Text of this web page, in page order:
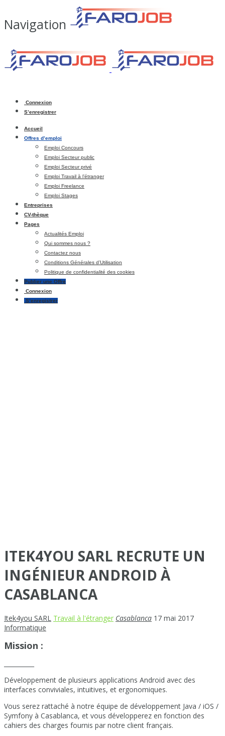
Navigation
Connexion
S’enregistrer
Accueil
Offres d’emploi
Emploi Concours
Emploi Secteur public
Emploi Secteur privé
Emploi Travail à l’étranger
Emploi Freelance
Emploi Stages
Entreprises
CV-thèque
Pages
Actualités Emploi
Qui sommes nous ?
Contactez nous
Conditions Générales d’Utilisation
Politique de confidentialité des cookies
Publier une Offre
Connexion
S’enregistrer
ITEK4YOU SARL RECRUTE UN
INGÉNIEUR ANDROID À
CASABLANCA
Itek4you SARL Travail à l'étranger Casablanca 17 mai 2017
Informatique
Mission :
Développement de plusieurs applications Android avec des
interfaces conviviales, intuitives, et ergonomiques.
Vous serez rattaché à notre équipe de développement Java / iOS /
Symfony à Casablanca, et vous développerez en fonction des
cahiers des charges fournis par notre client français.